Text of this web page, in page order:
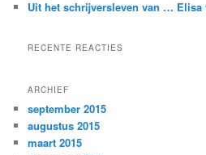
Uit het schrijversleven van … Elisa
RECENTE REACTIES
ARCHIEF
september 2015
augustus 2015
maart 2015